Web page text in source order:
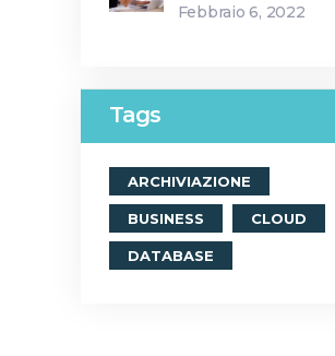
Febbraio 6, 2022
Tags
ARCHIVIAZIONE
BUSINESS CLOUD
DATABASE